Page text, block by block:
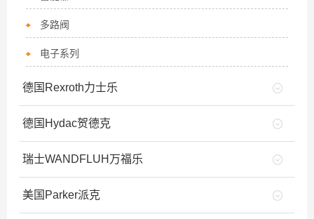
多路阀
电子系列
德国Rexroth力士乐
德国Hydac贺德克
瑞士WANDFLUH万福乐
美国Parker派克